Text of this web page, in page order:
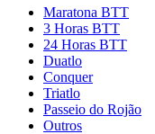
Maratona BTT
3 Horas BTT
24 Horas BTT
Duatlo
Conquer
Triatlo
Passeio do Rojão
Outros